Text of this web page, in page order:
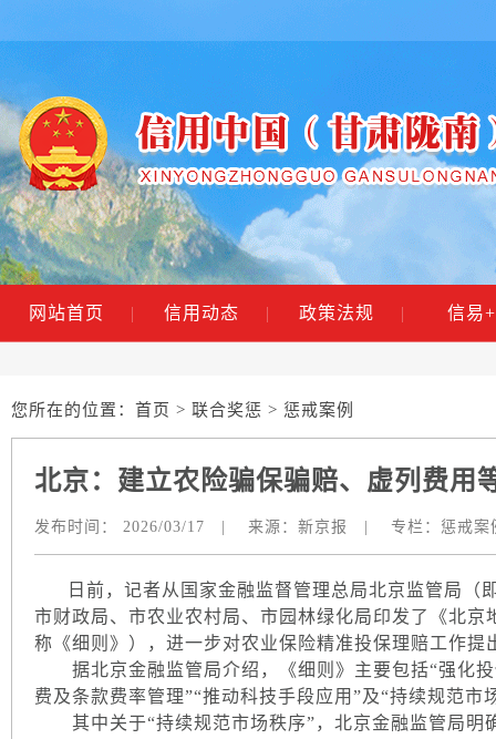
网站首页 | 信用动态 | 政策法规 | 信易+
您所在的位置： 首页 > 联合奖惩 > 惩戒案例
北京：建立农险骗保骗赔、虚列费用
发布时间： 2026/03/17 来源： 新京报 专栏： 惩戒案
日前，记者从国家金融监督管理总局北京监管局（
市财政局、市农业农村局、市园林绿化局印发了《北
称《细则》），进一步对农业保险精准投保理赔工作提
据北京金融监管局介绍，《细则》主要包括“强化投
费及条款费率管理”“推动科技手段应用”及“持续规范市
其中关于“持续规范市场秩序”，北京金融监管局明